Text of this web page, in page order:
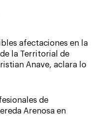
afectaciones en la
la Territorial de
Anave, aclara lo
de
Arenosa en